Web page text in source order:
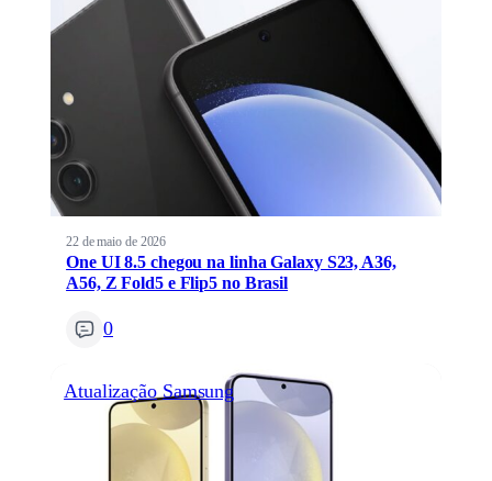
22 de maio de 2026
One UI 8.5 chegou na linha Galaxy S23, A36,
A56, Z Fold5 e Flip5 no Brasil
0
Atualização Samsung